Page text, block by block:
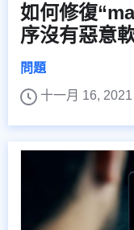
如何修復
序沒有惡意
問題
十一月 16, 2021